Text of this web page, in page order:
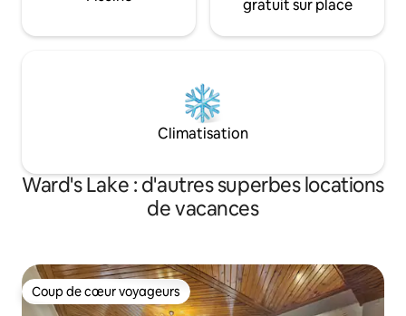
gratuit sur place
Climatisation
Ward's Lake : d'autres superbes locations
de vacances
Coup de cœur voyageurs
Coup de cœur voyageurs